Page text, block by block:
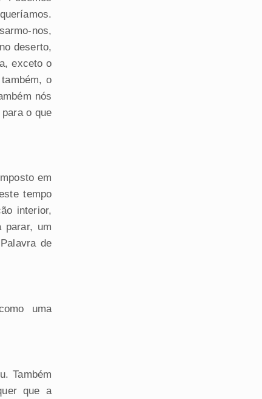
nos,
deserto,
exceto o
o
nós
o que
em
tempo
interior,
parar, um
de
uma
Também
que a